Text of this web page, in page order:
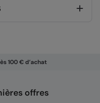
100 € d’achat
offres